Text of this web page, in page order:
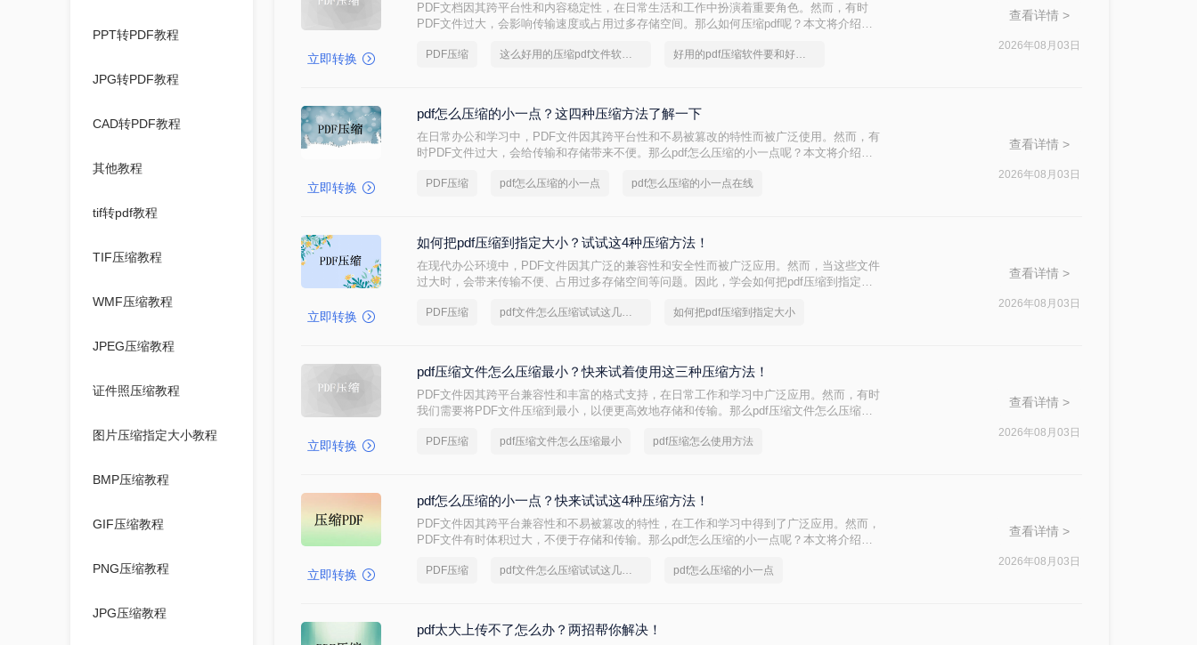
PPT转PDF教程
JPG转PDF教程
CAD转PDF教程
其他教程
tif转pdf教程
TIF压缩教程
WMF压缩教程
JPEG压缩教程
证件照压缩教程
图片压缩指定大小教程
BMP压缩教程
GIF压缩教程
PNG压缩教程
JPG压缩教程
立即转换
PDF文档因其跨平台性和内容稳定性，在日常生活和工作中扮演着重要角色。然而，有时
PDF文件过大，会影响传输速度或占用过多存储空间。那么如何压缩pdf呢？本文将介绍两
PDF压缩 这么好用的压缩pdf文件软件，我一定要分享 好用的pdf压缩软件要和好朋友分享
查看详情 >
2026年08月03日
立即转换
pdf怎么压缩的小一点？这四种压缩方法了解一下
在日常办公和学习中，PDF文件因其跨平台性和不易被篡改的特性而被广泛使用。然而，有
时PDF文件过大，会给传输和存储带来不便。那么pdf怎么压缩的小一点呢？本文将介绍四
PDF压缩 pdf怎么压缩的小一点 pdf怎么压缩的小一点在线
查看详情 >
2026年08月03日
立即转换
如何把pdf压缩到指定大小？试试这4种压缩方法！
在现代办公环境中，PDF文件因其广泛的兼容性和安全性而被广泛应用。然而，当这些文件
过大时，会带来传输不便、占用过多存储空间等问题。因此，学会如何把pdf压缩到指定大
PDF压缩 pdf文件怎么压缩试试这几个方法 如何把pdf压缩到指定大小
查看详情 >
2026年08月03日
立即转换
pdf压缩文件怎么压缩最小？快来试着使用这三种压缩方法！
PDF文件因其跨平台兼容性和丰富的格式支持，在日常工作和学习中广泛应用。然而，有时
我们需要将PDF文件压缩到最小，以便更高效地存储和传输。那么pdf压缩文件怎么压缩最
PDF压缩 pdf压缩文件怎么压缩最小 pdf压缩怎么使用方法
查看详情 >
2026年08月03日
立即转换
pdf怎么压缩的小一点？快来试试这4种压缩方法！
PDF文件因其跨平台兼容性和不易被篡改的特性，在工作和学习中得到了广泛应用。然而，
PDF文件有时体积过大，不便于存储和传输。那么pdf怎么压缩的小一点呢？本文将介绍四
PDF压缩 pdf文件怎么压缩试试这几个方法 pdf怎么压缩的小一点
查看详情 >
2026年08月03日
pdf太大上传不了怎么办？两招帮你解决！